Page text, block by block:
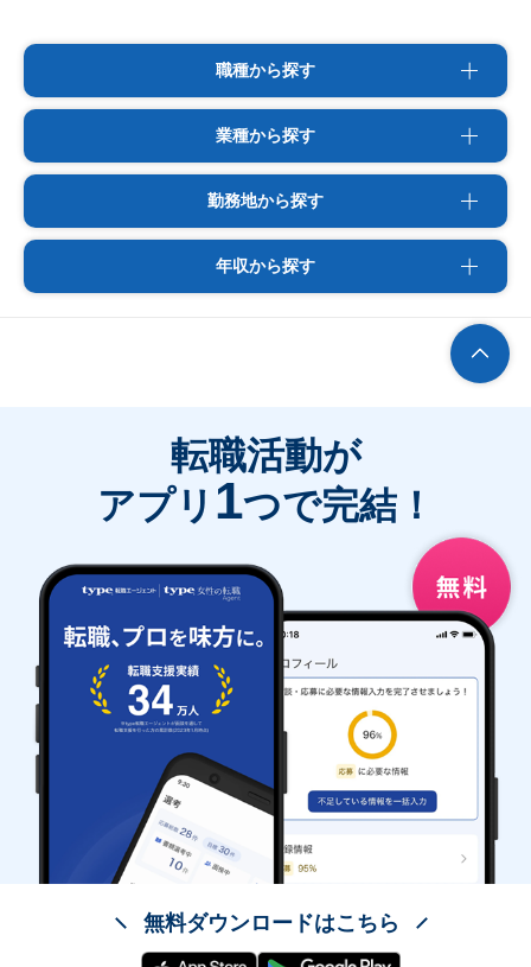
職種から探す
業種から探す
勤務地から探す
年収から探す
転職活動が
アプリ 1つで完結！
無料ダウンロードはこちら